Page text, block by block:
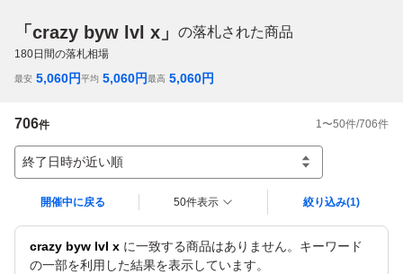
「crazy byw lvl x」 の落札された商品
180日間の落札相場
最安 5,060円平均 5,060円最高 5,060円
706件 1 〜50件/706件
終了日時が近い順
開催中に戻る 50件表示 絞り込み(1)
crazy byw lvl x に一致する商品はありません。キーワード
の一部を利用した結果を表示しています。